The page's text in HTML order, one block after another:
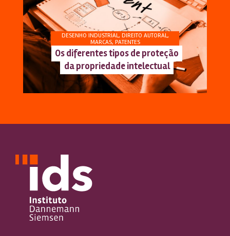
DESENHO INDUSTRIAL, DIREITO AUTORAL,
MARCAS, PATENTES
Os diferentes tipos de proteção
da propriedade intelectual